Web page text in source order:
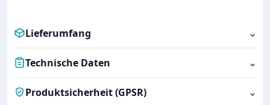
Lieferumfang ⌄
Technische Daten ⌄
Produktsicherheit (GPSR) ⌄